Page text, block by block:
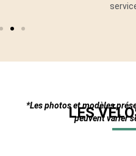
service
LES
*Les photos et modèles
peuvent varier